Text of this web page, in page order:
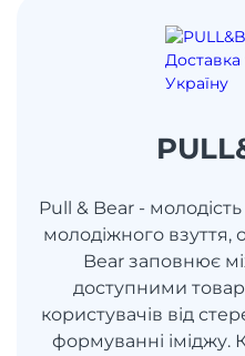
Pull & Bear -
молодіжного взуття,
Bear заповнює
доступними
користувачів від
формуванні іміджу.